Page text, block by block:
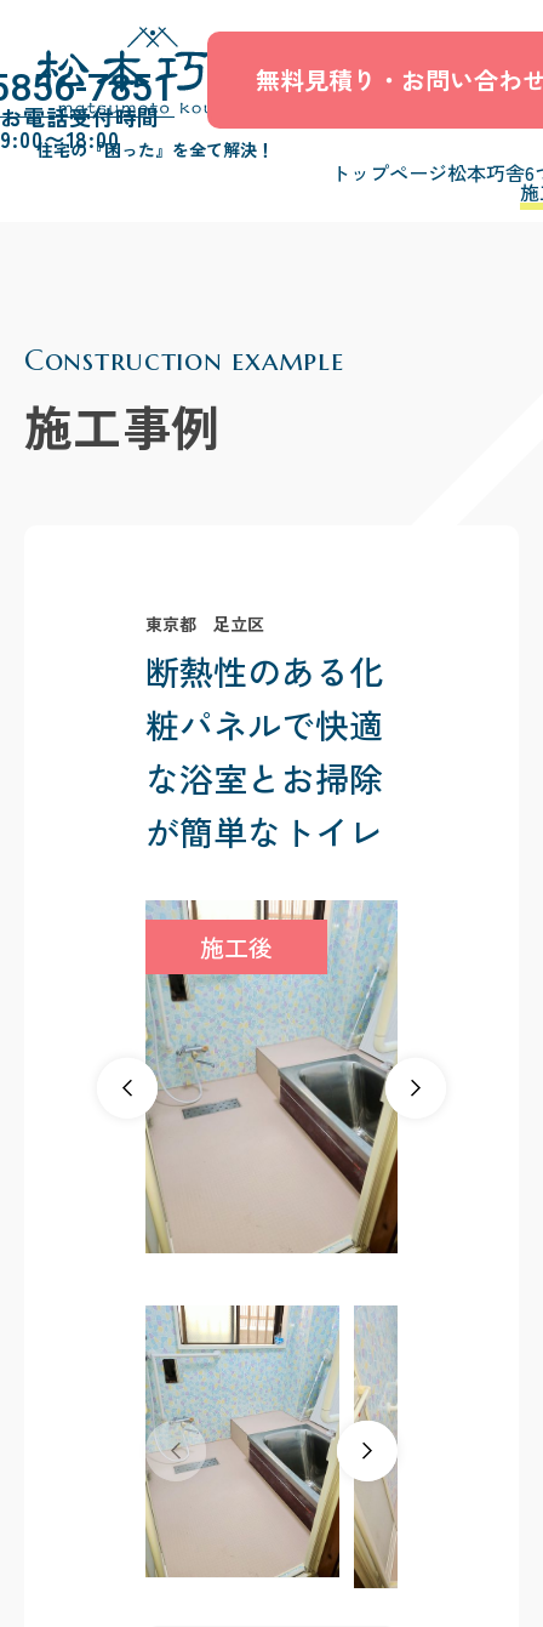
住宅の『困った』を全て解決！
無料見積り・お問い合わ
トップページ松本巧舎6
7851
お電話受付時間
9:00〜18:00
Construction example
施工事例
東京都 足立区
断熱性のある化
粧パネルで快適
な浴室とお掃除
が簡単なトイレ
施工後